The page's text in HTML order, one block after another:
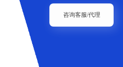
咨询客服/代理